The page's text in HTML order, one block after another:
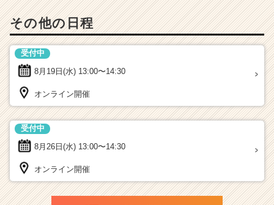
その他の日程
8月19日(水) 13:00〜14:30
受付中
オンライン開催
8月26日(水) 13:00〜14:30
受付中
オンライン開催